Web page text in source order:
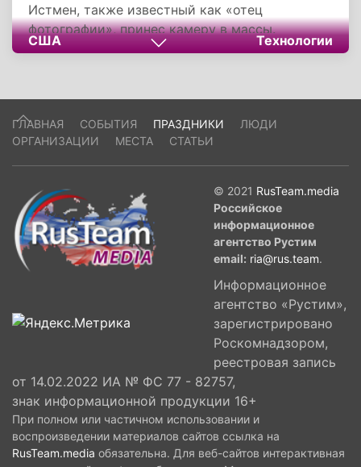
Истмен, также известный как «отец
фотографии», принес камеру в массы.
Несмотря на то, что он не изобрел камеру, но
доступной для домашнего использования по
всему миру.
США Технологии
ГЛАВНАЯ СОБЫТИЯ ПРАЗДНИКИ
ЛЮДИ
ОРГАНИЗАЦИИ
МЕСТА СТАТЬИ
© 2021 RusTeam.media
Российское
информационное
агентство Рустим
email: ria@rus.team.
Информационное
агентство «Рустим»,
зарегистрировано
Роскомнадзором,
реестровая запись
от 14.02.2022 ИА № ФС 77 - 82757,
знак информационной продукции 16+
При полном или частичном использовании и
воспроизведении материалов сайтов ссылка на
RusTeam.media обязательна. Для веб-сайтов интерактивная